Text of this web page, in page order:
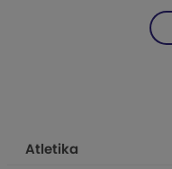
Atletika